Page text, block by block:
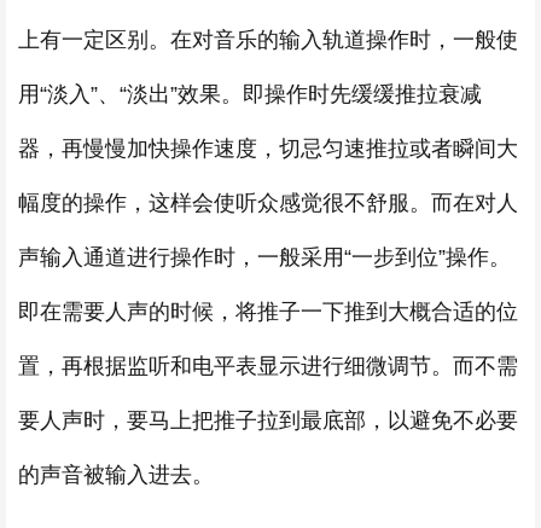
上有一定区别。在对音乐的输入轨道操作时，一般使
用“淡入”、“淡出”效果。即操作时先缓缓推拉衰减
器，再慢慢加快操作速度，切忌匀速推拉或者瞬间大
幅度的操作，这样会使听众感觉很不舒服。而在对人
声输入通道进行操作时，一般采用“一步到位”操作。
即在需要人声的时候，将推子一下推到大概合适的位
置，再根据监听和电平表显示进行细微调节。而不需
要人声时，要马上把推子拉到最底部，以避免不必要
的声音被输入进去。